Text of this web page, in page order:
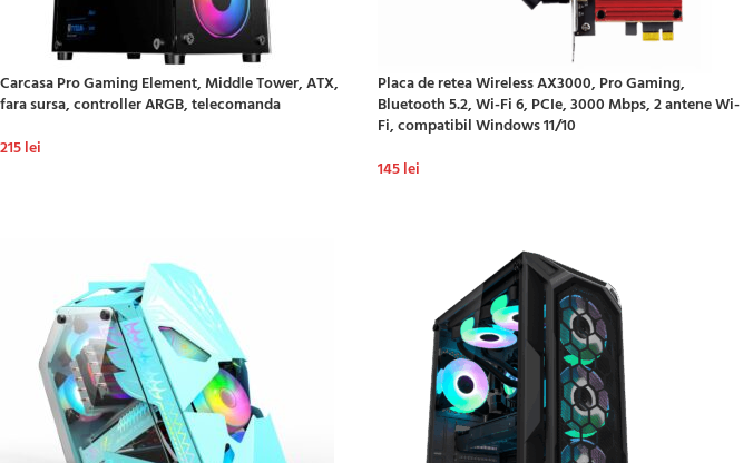
Carcasa Pro Gaming Element, Middle Tower, ATX,
fara sursa, controller ARGB, telecomanda
215lei
Placa de retea Wireless AX3000, Pro Gaming,
Bluetooth 5.2, Wi-Fi 6, PCIe, 3000 Mbps, 2 antene Wi-
Fi, compatibil Windows 11/10
145lei